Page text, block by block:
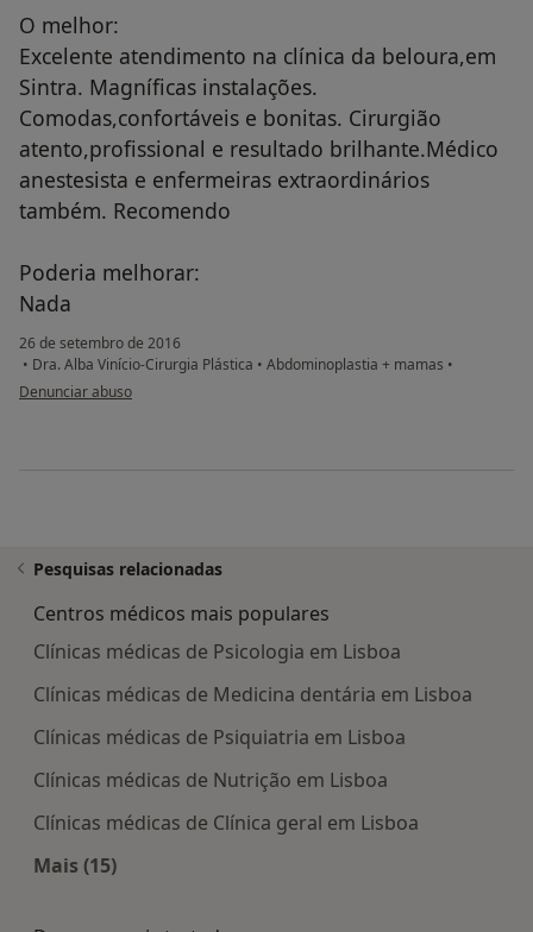
O melhor:
Excelente atendimento na clínica da beloura,em
Sintra. Magníficas instalações.
Comodas,confortáveis e bonitas. Cirurgião
atento,profissional e resultado brilhante.Médico
anestesista e enfermeiras extraordinários
também. Recomendo
Poderia melhorar:
Nada
26 de setembro de 2016
• Dra. Alba Vinício-Cirurgia Plástica • Abdominoplastia + mamas •
na opinião do utilizador anônimo
Denunciar abuso
Pesquisas relacionadas
Centros médicos mais populares
Clínicas médicas de Psicologia em Lisboa
Clínicas médicas de Medicina dentária em Lisboa
Clínicas médicas de Psiquiatria em Lisboa
Clínicas médicas de Nutrição em Lisboa
Clínicas médicas de Clínica geral em Lisboa
Mais (15)